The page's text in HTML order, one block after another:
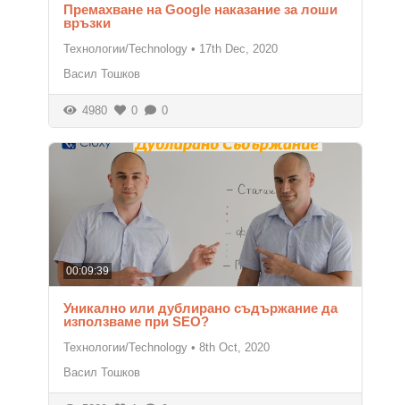
Премахване на Google наказание за лоши
връзки
Технологии/Technology • 17th Dec, 2020
Васил Тошков
4980 0 0
00:09:39
Уникално или дублирано съдържание да
използваме при SEO?
Технологии/Technology • 8th Oct, 2020
Васил Тошков